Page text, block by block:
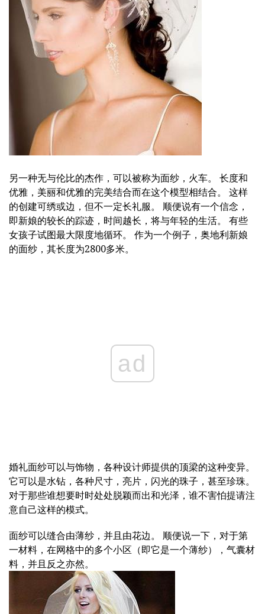
另一种无与伦比的杰作，可以被称为面纱，火车。 长度和
优雅，美丽和优雅的完美结合而在这个模型相结合。 这样
的创建可绣或边，但不一定长礼服。 顺便说有一个信念，
即新娘的较长的踪迹，时间越长，将与年轻的生活。 有些
女孩子试图最大限度地循环。 作为一个例子，奥地利新娘
的面纱，其长度为2800多米。
ad
婚礼面纱可以与饰物，各种设计师提供的顶梁的这种变异。
它可以是水钻，各种尺寸，亮片，闪光的珠子，甚至珍珠。
对于那些谁想要时时处处脱颖而出和光泽，谁不害怕提请注
意自己这样的模式。
面纱可以缝合由薄纱，并且由花边。 顺便说一下，对于第
一材料，在网格中的多个小区（即它是一个薄纱），气囊材
料，并且反之亦然。